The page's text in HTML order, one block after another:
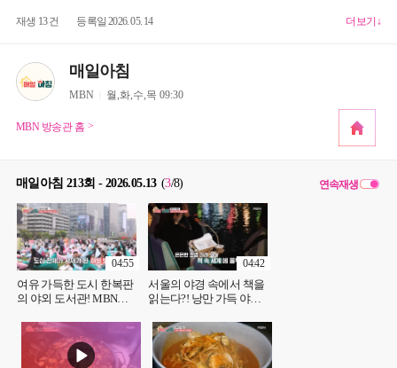
재생 13 건 등록일 2026. 05. 14 더보기↓
매일아침
MBN 월,화,수,목 09:30
MBN 방송관 홈
매일아침 213회 - 2026.05.13 (3/8) 연속재생
여유 가득한 도시 한복판
의 야외 도서관! MBN
04:55
서울의 야경 속에서 책을
읽는다?! 낭만 가득 야외
04:42